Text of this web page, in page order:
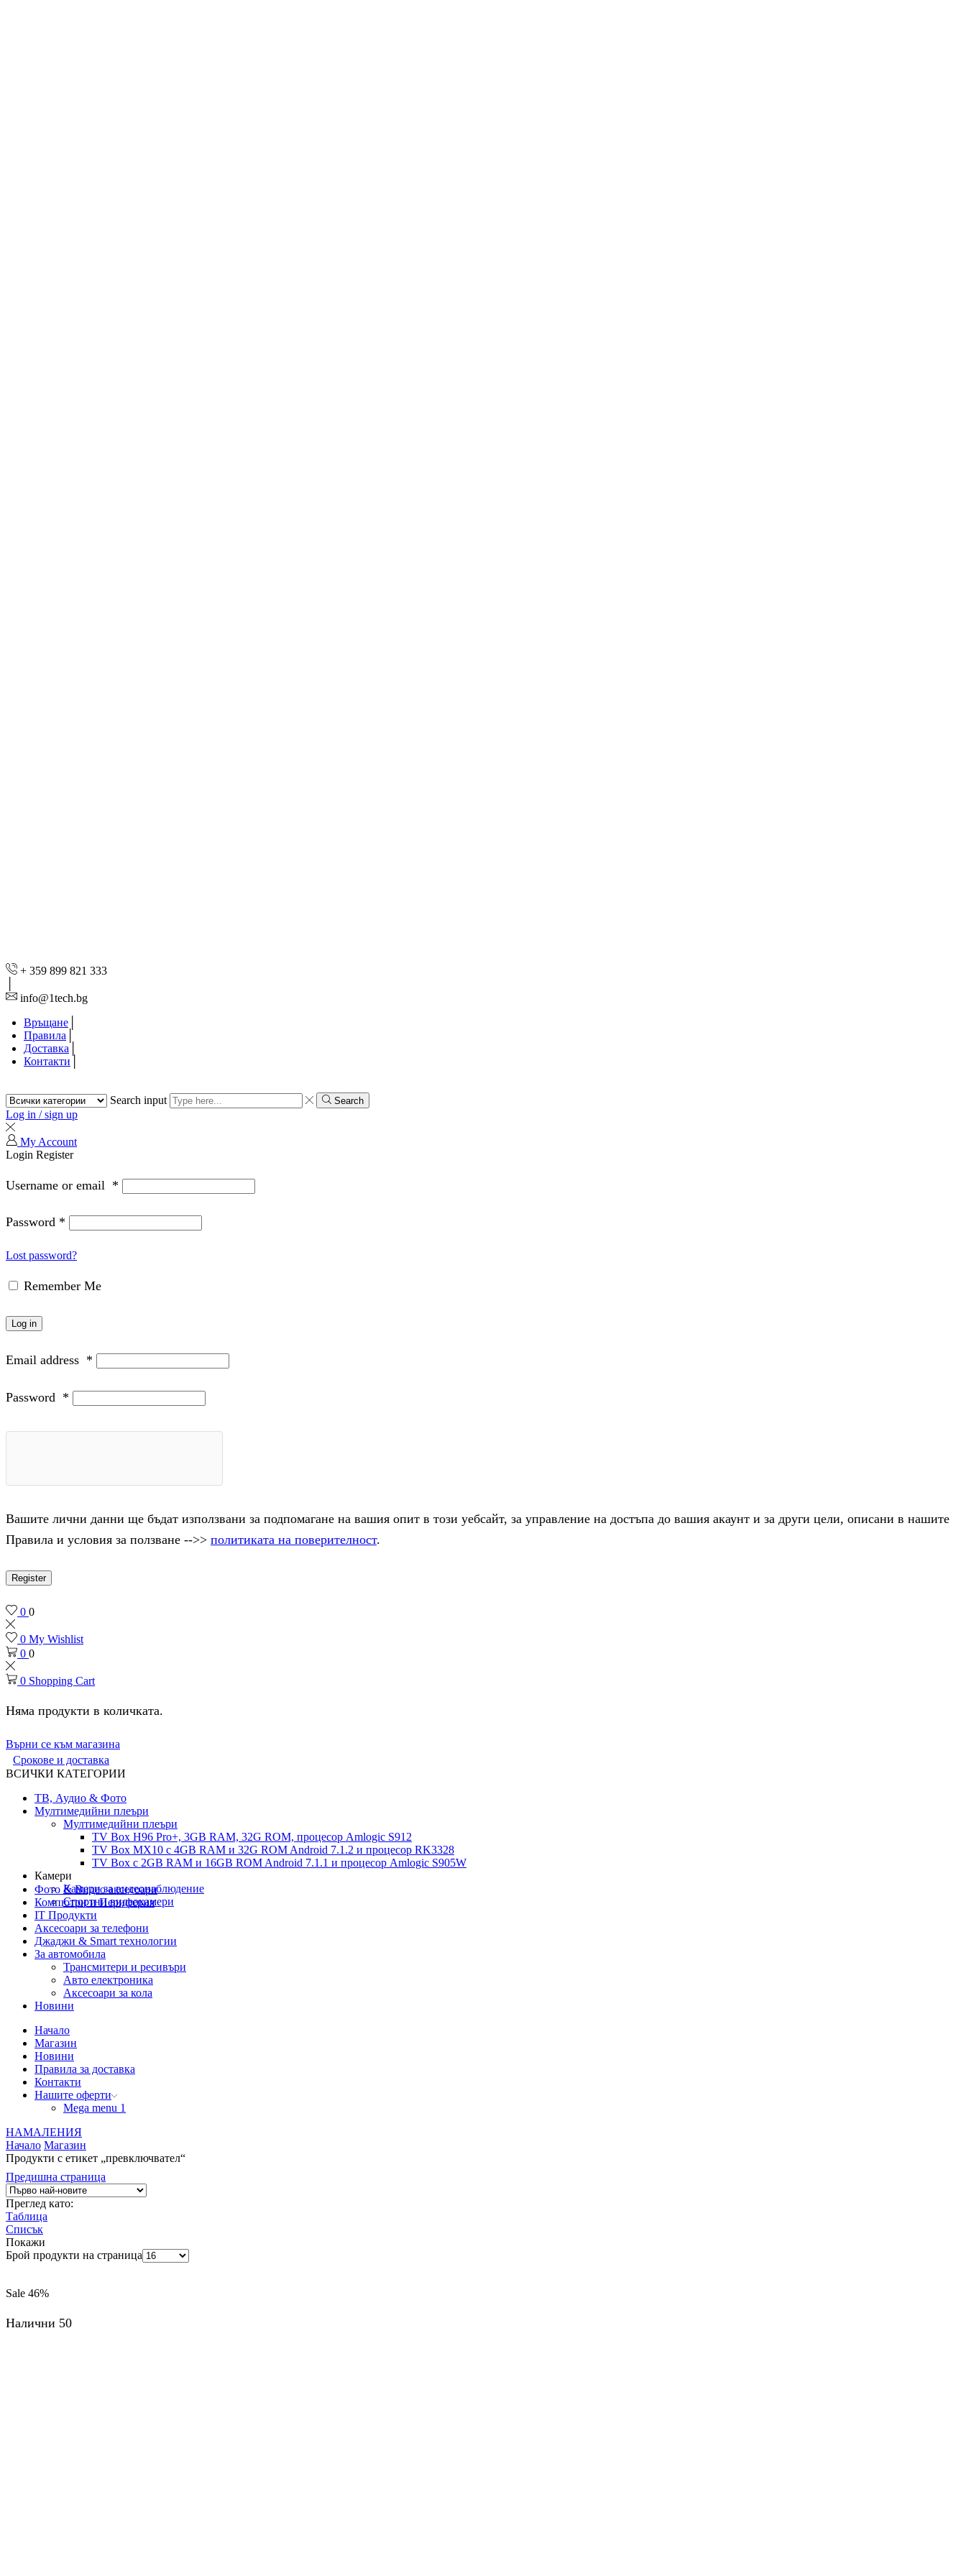
+ 359 899 821 333
info@1tech.bg
Връщане
Правила
Доставка
Контакти
Search input Search
Log in / sign up
My Account
Login Register
Username or email *
Password *
Lost password?
Remember Me
Log in
Email address *
Password *
Вашите лични данни ще бъдат използвани за подпомагане на вашия опит в този уебсайт, за управление на достъпа до вашия акаунт и за други цели, описани в нашите
Правила и условия за ползване -->> политиката на поверителност.
Register
0 0
0 My Wishlist
0 0
0 Shopping Cart
Няма продукти в количката.
Върни се към магазина
Срокове и доставка
ВСИЧКИ КАТЕГОРИИ
ТВ, Аудио & Фото
Мултимедийни плеъри
Мултимедийни плеъри
TV Box H96 Pro+, 3GB RAM, 32G ROM, процесор Amlogic S912
TV Box MX10 с 4GB RAM и 32G ROM Android 7.1.2 и процесор RK3328
TV Box с 2GB RAM и 16GВ ROM Android 7.1.1 и процесор Amlogic S905W
Камери
Камери за видеонаблюдение
Спортни видеокамери
Фото & Видео аксесоари
Компютри и Периферия
IT Продукти
Аксесоари за телефони
Джаджи & Smart технологии
За автомобила
Трансмитери и ресивъри
Авто електроника
Аксесоари за кола
Новини
Начало
Магазин
Новини
Правила за доставка
Контакти
Нашите оферти
Mega menu 1
НАМАЛЕНИЯ
Начало Магазин
Продукти с етикет „превключвател“
Предишна страница
Преглед като:
Таблица
Списък
Покажи
Брой продукти на страница
Sale 46%
Налични 50